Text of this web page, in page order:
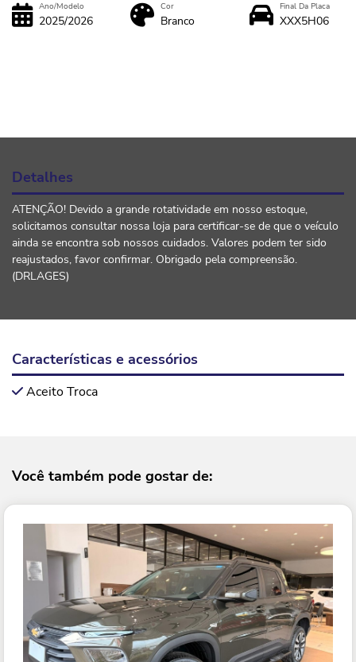
Ano/Modelo
2025/2026
Cor
Branco
Final Da Placa
XXX5H06
Detalhes
ATENÇÃO! Devido a grande rotatividade em nosso estoque,
solicitamos consultar nossa loja para certificar-se de que o veículo
ainda se encontra sob nossos cuidados. Valores podem ter sido
reajustados, favor confirmar. Obrigado pela compreensão.
(DRLAGES)
Características e acessórios
Aceito Troca
Você também pode gostar de: